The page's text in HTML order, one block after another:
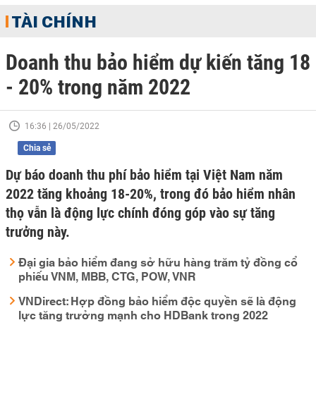
TÀI CHÍNH
Doanh thu bảo hiểm dự kiến tăng 18
- 20% trong năm 2022
16:36 | 26/05/2022
Chia sẻ
Dự báo doanh thu phí bảo hiểm tại Việt Nam năm
2022 tăng khoảng 18-20%, trong đó bảo hiểm nhân
thọ vẫn là động lực chính đóng góp vào sự tăng
trưởng này.
Đại gia bảo hiểm đang sở hữu hàng trăm tỷ đồng cổ
phiếu VNM, MBB, CTG, POW, VNR
VNDirect: Hợp đồng bảo hiểm độc quyền sẽ là động
lực tăng trưởng mạnh cho HDBank trong 2022